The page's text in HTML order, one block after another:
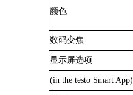
颜色
数码变焦
显示屏选项
(in the testo Smart App)